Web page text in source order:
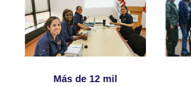
Más de 12 mil